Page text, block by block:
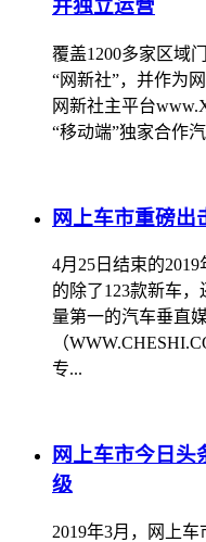
并独立运营
覆盖1200多家区域
“网新社”，并作为
网新社主平台
“移动端”独家合作
网上车市重磅出
4月25日结束的
的除了123款新车
量第一的汽车垂直
（
专...
网上车市今日头
级
2019年3月，网上